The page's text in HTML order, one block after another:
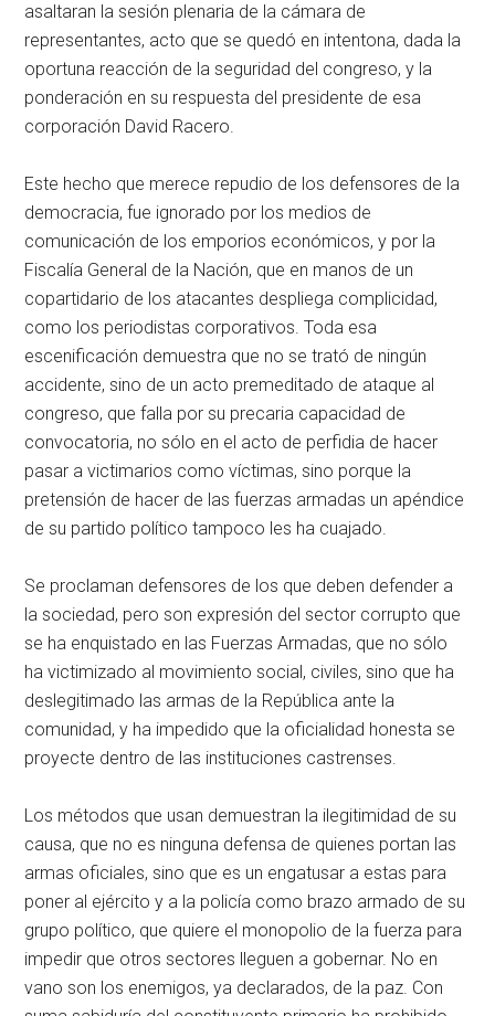
asaltaran la sesión plenaria de la cámara de
representantes, acto que se quedó en intentona, dada la
oportuna reacción de la seguridad del congreso, y la
ponderación en su respuesta del presidente de esa
corporación David Racero.
Este hecho que merece repudio de los defensores de la
democracia, fue ignorado por los medios de
comunicación de los emporios económicos, y por la
Fiscalía General de la Nación, que en manos de un
copartidario de los atacantes despliega complicidad,
como los periodistas corporativos. Toda esa
escenificación demuestra que no se trató de ningún
accidente, sino de un acto premeditado de ataque al
congreso, que falla por su precaria capacidad de
convocatoria, no sólo en el acto de perfidia de hacer
pasar a victimarios como víctimas, sino porque la
pretensión de hacer de las fuerzas armadas un apéndice
de su partido político tampoco les ha cuajado.
Se proclaman defensores de los que deben defender a
la sociedad, pero son expresión del sector corrupto que
se ha enquistado en las Fuerzas Armadas, que no sólo
ha victimizado al movimiento social, civiles, sino que ha
deslegitimado las armas de la República ante la
comunidad, y ha impedido que la oficialidad honesta se
proyecte dentro de las instituciones castrenses.
Los métodos que usan demuestran la ilegitimidad de su
causa, que no es ninguna defensa de quienes portan las
armas oficiales, sino que es un engatusar a estas para
poner al ejército y a la policía como brazo armado de su
grupo político, que quiere el monopolio de la fuerza para
impedir que otros sectores lleguen a gobernar. No en
vano son los enemigos, ya declarados, de la paz. Con